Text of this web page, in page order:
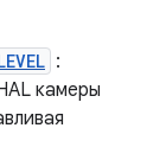
:
камеры